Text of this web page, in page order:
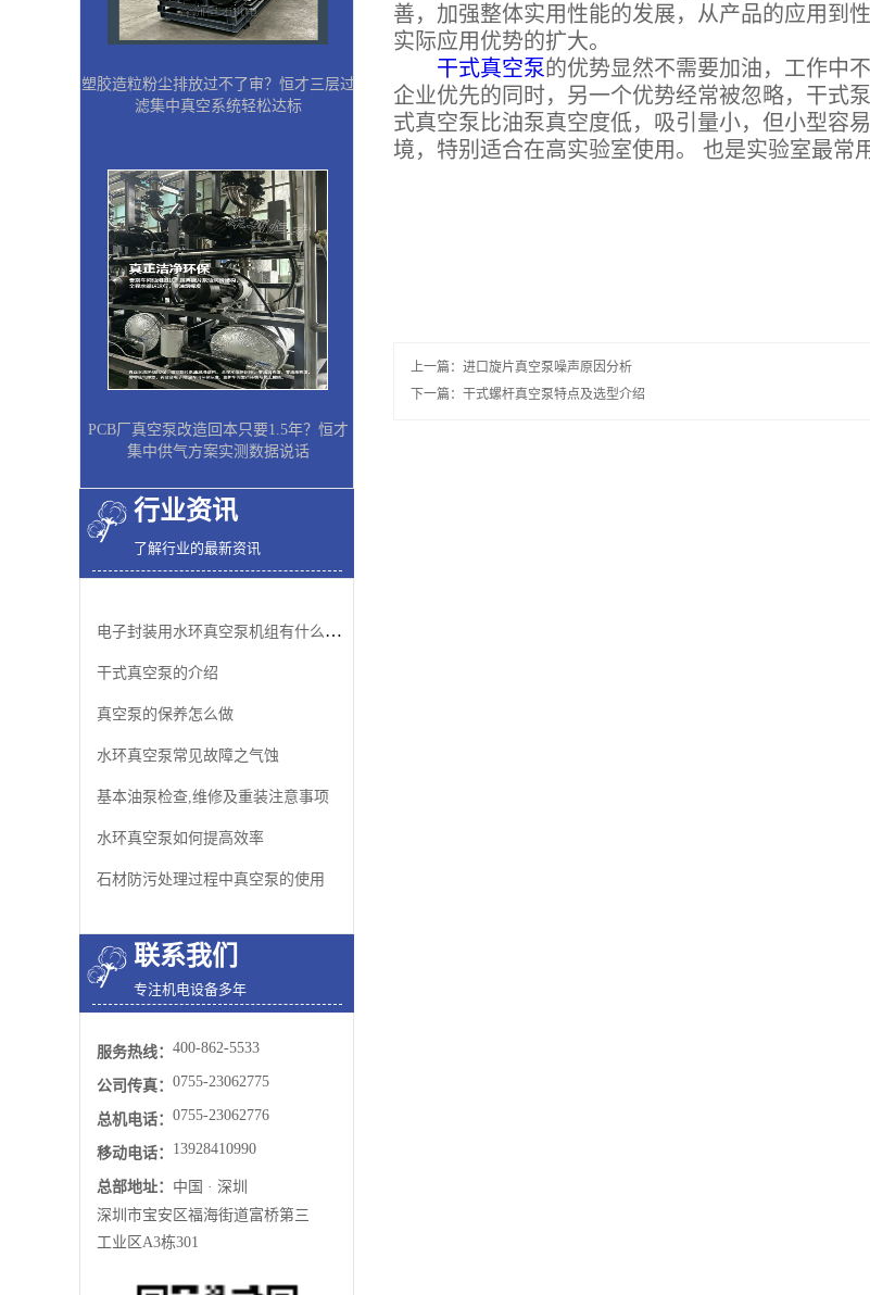
塑胶造粒粉尘排放过不了审？恒才三层过
滤集中真空系统轻松达标
PCB厂真空泵改造回本只要1.5年？恒才
集中供气方案实测数据说话
行业资讯
了解行业的最新资讯
电子封装用水环真空泵机组有什么优势
干式真空泵的介绍
真空泵的保养怎么做
水环真空泵常见故障之气蚀
基本油泵检查,维修及重装注意事项
水环真空泵如何提高效率
石材防污处理过程中真空泵的使用
联系我们
专注机电设备多年
服务热线： 400-862-5533
公司传真： 0755-23062775
总机电话： 0755-23062776
移动电话： 13928410990
总部地址： 中国 · 深圳
深圳市宝安区福海街道富桥第三
工业区A3栋301
善，加强整体实用性能的发展，从产品的应用到
实际应用优势的扩大。
干式真空泵的优势显然不需要加油，工作中
企业优先的同时，另一个优势经常被忽略，干式
式真空泵比油泵真空度低，吸引量小，但小型容
境，特别适合在高实验室使用。 也是实验室最常
上一篇： 进口旋片真空泵噪声原因分析
下一篇： 干式螺杆真空泵特点及选型介绍